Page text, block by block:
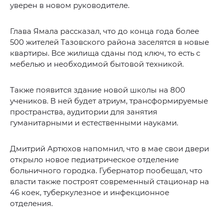
уверен в новом руководителе.
Глава Ямала рассказал, что до конца года более
500 жителей Тазовского района заселятся в новые
квартиры. Все жилища сданы под ключ, то есть с
мебелью и необходимой бытовой техникой.
Также появится здание новой школы на 800
учеников. В ней будет атриум, трансформируемые
пространства, аудитории для занятия
гуманитарными и естественными науками.
Дмитрий Артюхов напомнил, что в мае свои двери
открыло новое педиатрическое отделение
больничного городка. Губернатор пообещал, что
власти также построят современный стационар на
46 коек, туберкулезное и инфекционное
отделения.